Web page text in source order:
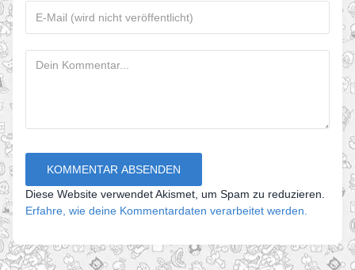
Diese Website verwendet Akismet, um Spam zu reduzieren.
Erfahre, wie deine Kommentardaten verarbeitet werden.